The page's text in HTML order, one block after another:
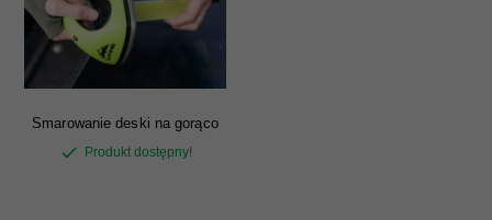
Smarowanie deski na gorąco
Produkt dostępny!